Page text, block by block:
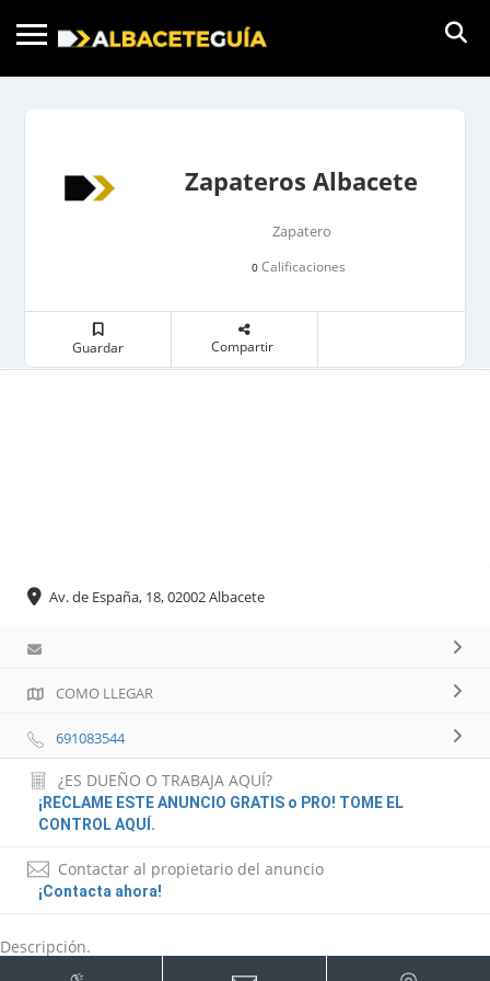
Zapateros Albacete
Zapatero
0Calificaciones
Guardar Compartir
Av. de España, 18, 02002 Albacete
COMO LLEGAR
691083544
¿ES DUEÑO O TRABAJA AQUÍ?
¡RECLAME ESTE ANUNCIO GRATIS o PRO! TOME EL
CONTROL AQUÍ.
Contactar al propietario del anuncio
¡Contacta ahora!
Descripción.